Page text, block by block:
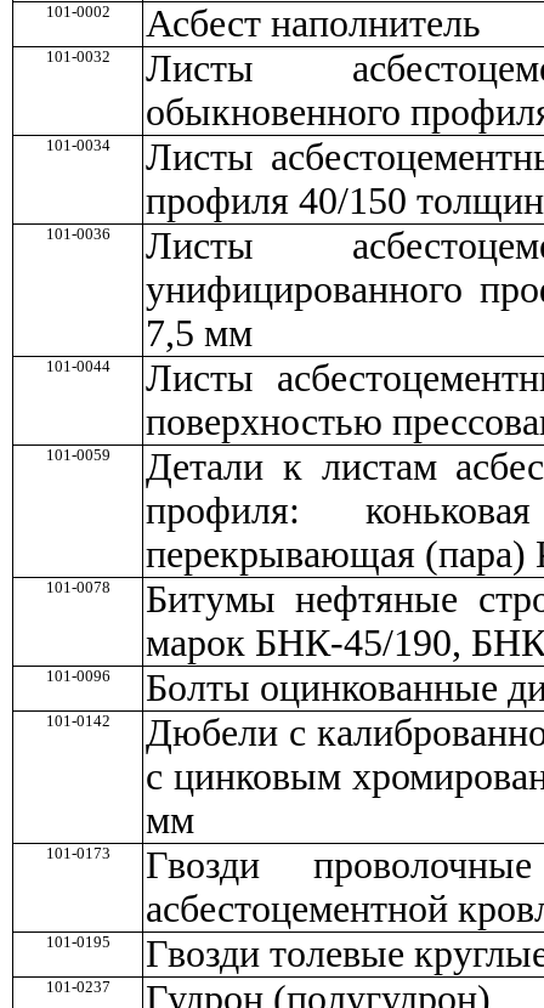
101-0002
Асбест наполнитель
101-0032
Листы
обыкновенного
101-0034
Листы
профиля 40/150
101-0036
Листы
унифицированного
7,5 мм
101-0044
Листы
поверхностью
101-0059
Детали к листам
профиля:
перекрывающая
101-0078
Битумы нефтяные
марок БНК-45/190,
101-0096 Болты оцинкованные
101-0142
Дюбели с
с цинковым
мм
101-0173
Гвозди
асбестоцементной
101-0195 Гвозди толевые
101-0237 Гудрон (полугудрон)